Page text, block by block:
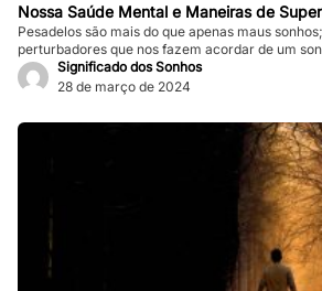
Nossa Saúde Mental e Maneiras de
Pesadelos são mais do que apenas maus
perturbadores que nos fazem acordar de um
ser tão vívidos e assustadores que fazem nosso
sensação de medo persiste mesmo depois de
impactar significativamente nossa […]
Significado dos Sonhos
28 de março de 2024